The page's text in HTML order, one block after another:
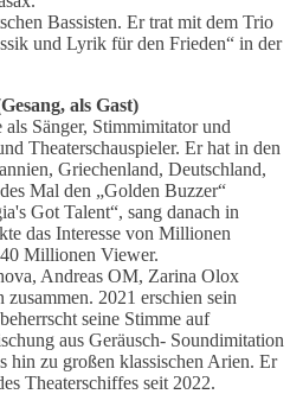
Bassisten. Er trat mit dem Trio
und Lyrik für den Frieden“ in der
als Gast)
Sänger, Stimmimitator und
Theaterschauspieler. Er hat in den
Griechenland, Deutschland,
Mal den „Golden Buzzer“
Got Talent“, sang danach in
das Interesse von Millionen
Millionen Viewer.
Andreas OM, Zarina Olox
2021 erschien sein
seine Stimme auf
aus Geräusch- Soundimitation
hin zu großen klassischen Arien. Er
Theaterschiffes seit 2022.